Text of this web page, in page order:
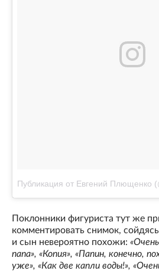
Публикация от Евгений Плющенко
Поклонники фигуриста тут же
комментировать снимок,
и сын невероятно похожи:
папа», «Копия», «Папин, конечно,
уже», «Как две капли воды!»,